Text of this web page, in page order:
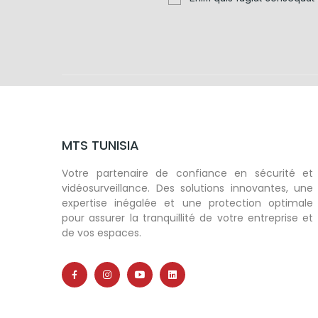
MTS TUNISIA
Votre partenaire de confiance en sécurité et
vidéosurveillance. Des solutions innovantes, une
expertise inégalée et une protection optimale
pour assurer la tranquillité de votre entreprise et
de vos espaces.